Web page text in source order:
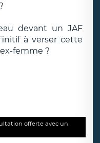
devant un JAF
à verser cette
femme ?
offerte avec un